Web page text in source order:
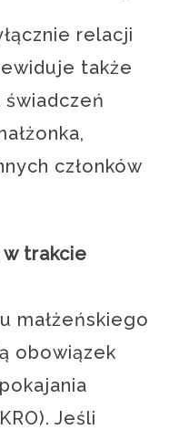
relacji
także
członków
w trakcie
małżeńskiego
obowiązek
Jeśli